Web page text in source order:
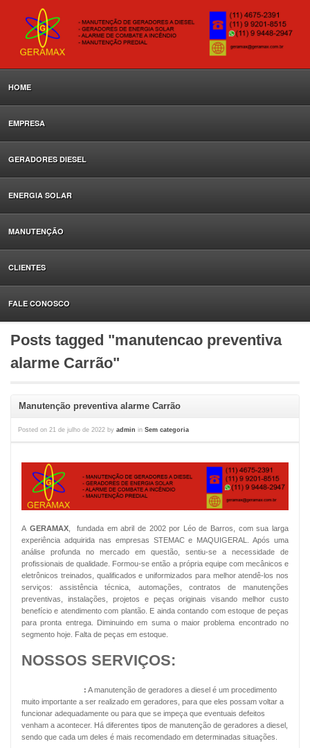
HOME
EMPRESA
GERADORES DIESEL
ENERGIA SOLAR
MANUTENÇÃO
CLIENTES
FALE CONOSCO
Posts tagged "manutencao preventiva
alarme Carrão"
Manutenção preventiva alarme Carrão
Posted on 21 de julho de 2022 by admin in Sem categoria
A GERAMAX, fundada em abril de 2002 por Léo de Barros, com sua larga
experiência adquirida nas empresas STEMAC e MAQUIGERAL. Após uma
análise profunda no mercado em questão, sentiu-se a necessidade de
profissionais de qualidade. Formou-se então a própria equipe com mecânicos e
eletrônicos treinados, qualificados e uniformizados para melhor atendê-los nos
serviços: assistência técnica, automações, contratos de manutenções
preventivas, instalações, projetos e peças originais visando melhor custo
benefício e atendimento com plantão. E ainda contando com estoque de peças
para pronta entrega. Diminuindo em suma o maior problema encontrado no
segmento hoje. Falta de peças em estoque.
NOSSOS SERVIÇOS:
: A manutenção de geradores a diesel é um procedimento
muito importante a ser realizado em geradores, para que eles possam voltar a
funcionar adequadamente ou para que se impeça que eventuais defeitos
venham a acontecer. Há diferentes tipos de manutenção de geradores a diesel,
sendo que cada um deles é mais recomendado em determinadas situações.